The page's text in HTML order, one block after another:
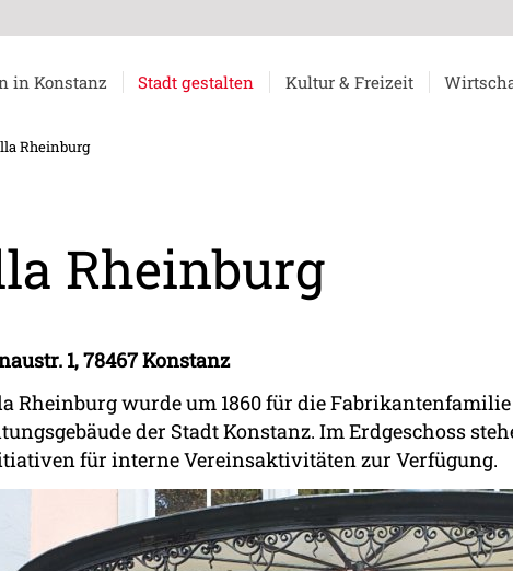
in Konstanz Stadt gestalten Kultur & Freizeit
Rheinburg
Rheinburg
1, 78467 Konstanz
Rheinburg wurde um 1860 für die Fabrikantenfamilie
der Stadt Konstanz. Im Erdgeschoss
für interne Vereinsaktivitäten zur Verfügung.